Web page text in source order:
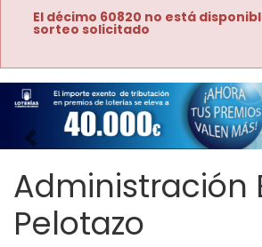
El décimo 60820 no está
sorteo solicitado
Imagen anterior
Administración
Pelotazo